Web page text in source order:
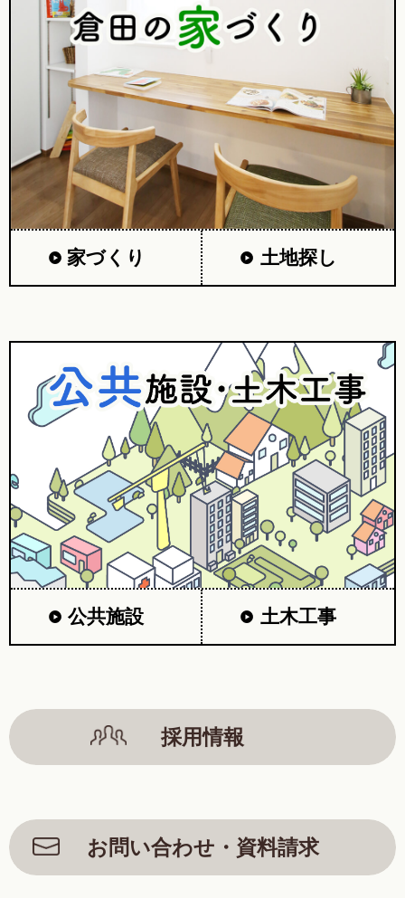
家づくり 土地探し
公共施設 土木工事
採用情報
お問い合わせ・資料請求